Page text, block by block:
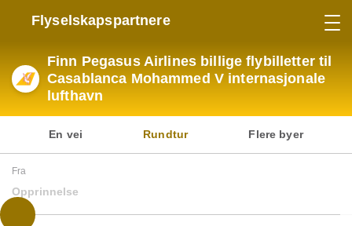
Flyselskapspartnere
Finn Pegasus Airlines billige flybilletter til
Casablanca Mohammed V internasjonale
lufthavn
En vei Rundtur Flere byer
Fra
Opprinnelse